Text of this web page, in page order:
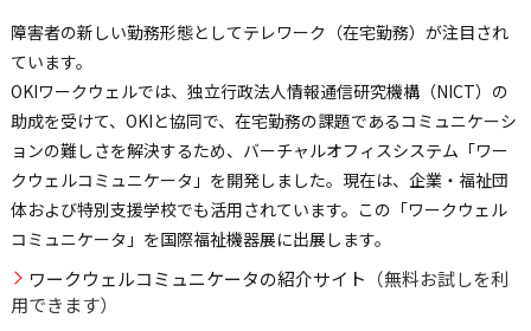
障害者の新しい勤務形態としてテレワーク（在宅勤務）が注目され
ています。
OKIワークウェルでは、独立行政法人情報通信研究機構（NICT）の
助成を受けて、OKIと協同で、在宅勤務の課題であるコミュニケーシ
ョンの難しさを解決するため、バーチャルオフィスシステム「ワー
クウェルコミュニケータ」を開発しました。現在は、企業・福祉団
体および特別支援学校でも活用されています。この「ワークウェル
コミュニケータ」を国際福祉機器展に出展します。
ワークウェルコミュニケータの紹介サイト （無料お試しを利
用できます）